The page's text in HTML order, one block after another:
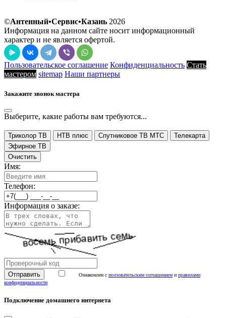
©Антенный•Сервис•Казань 2026
Информация на данном сайте носит информационный
характер и не является офертой.
Пользовательское соглашение Конфиденциальность Стать
мастером sitemap Наши партнеры
Закажите звонок мастера
Выберите, какие работы вам требуются...
Триколор ТВ НТВ плюс Спутниковое ТВ МТС
Телекарта
Эфирное ТВ
Очистить
Имя:
Телефон:
Информация о заказе:
Ознакомлен с ползовательским соглашением и правилами
конфиденциальности
Подключение домашнего интернета